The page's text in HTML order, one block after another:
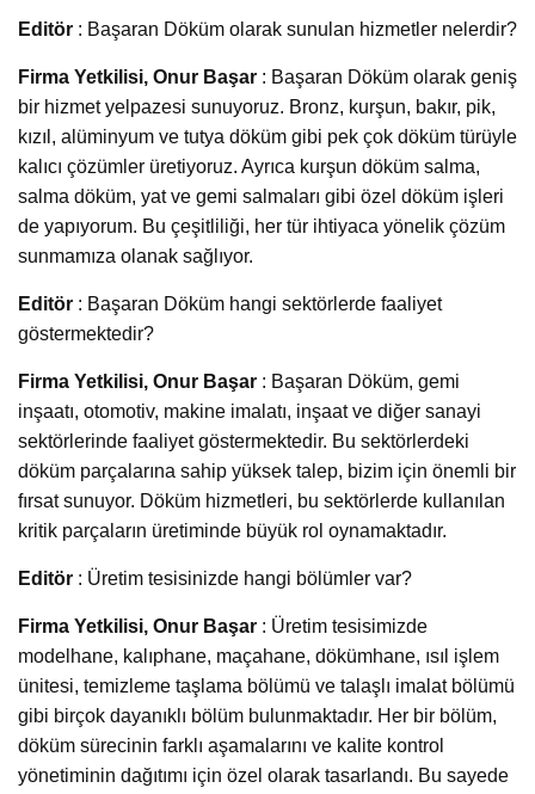
Editör : Başaran Döküm olarak sunulan hizmetler nelerdir?
Firma Yetkilisi, Onur Başar : Başaran Döküm olarak geniş
bir hizmet yelpazesi sunuyoruz. Bronz, kurşun, bakır, pik,
kızıl, alüminyum ve tutya döküm gibi pek çok döküm türüyle
kalıcı çözümler üretiyoruz. Ayrıca kurşun döküm salma,
salma döküm, yat ve gemi salmaları gibi özel döküm işleri
de yapıyorum. Bu çeşitliliği, her tür ihtiyaca yönelik çözüm
sunmamıza olanak sağlıyor.
Editör : Başaran Döküm hangi sektörlerde faaliyet
göstermektedir?
Firma Yetkilisi, Onur Başar : Başaran Döküm, gemi
inşaatı, otomotiv, makine imalatı, inşaat ve diğer sanayi
sektörlerinde faaliyet göstermektedir. Bu sektörlerdeki
döküm parçalarına sahip yüksek talep, bizim için önemli bir
fırsat sunuyor. Döküm hizmetleri, bu sektörlerde kullanılan
kritik parçaların üretiminde büyük rol oynamaktadır.
Editör : Üretim tesisinizde hangi bölümler var?
Firma Yetkilisi, Onur Başar : Üretim tesisimizde
modelhane, kalıphane, maçahane, dökümhane, ısıl işlem
ünitesi, temizleme taşlama bölümü ve talaşlı imalat bölümü
gibi birçok dayanıklı bölüm bulunmaktadır. Her bir bölüm,
döküm sürecinin farklı aşamalarını ve kalite kontrol
yönetiminin dağıtımı için özel olarak tasarlandı. Bu sayede